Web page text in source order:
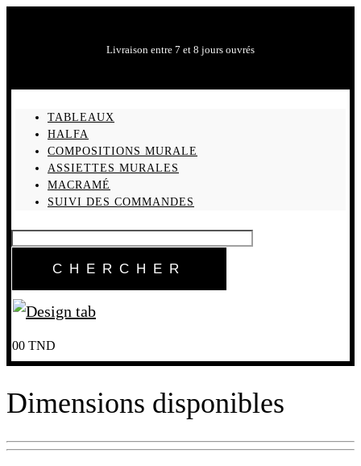
Livraison entre 7 et 8 jours ouvrés
TABLEAUX
HALFA
COMPOSITIONS MURALE
ASSIETTES MURALES
MACRAMÉ
SUIVI DES COMMANDES
00 TND
Dimensions disponibles